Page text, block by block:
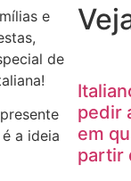
e
de
a ideia
pedir
em
partir